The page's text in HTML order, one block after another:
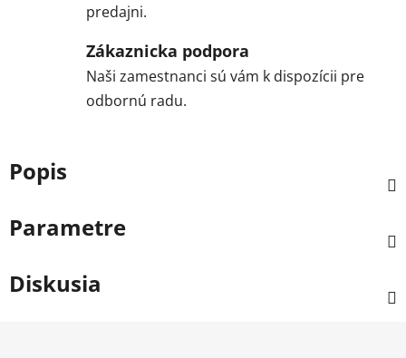
predajni.
Zákaznicka podpora
Naši zamestnanci sú vám k dispozícii pre
odbornú radu.
Popis
Parametre
Diskusia